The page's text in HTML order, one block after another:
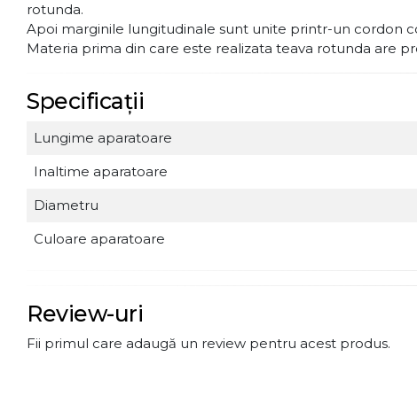
rotunda.
Apoi marginile lungitudinale sunt unite printr-un cordon
Materia prima din care este realizata teava rotunda are
Specificații
Lungime aparatoare
Inaltime aparatoare
Diametru
Culoare aparatoare
Review-uri
Fii primul care adaugă un review pentru acest produs.